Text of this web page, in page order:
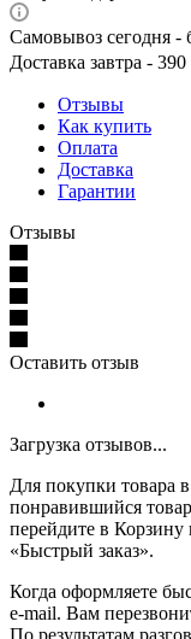
Самовывоз сегодня -
Доставка завтра -
Отзывы
Как купить
Оплата
Доставка
Гарантии
Отзывы
Оставить отзыв
Загрузка отзывов...
Для покупки товара
понравившийся
перейдите в
«Быстрый заказ».
Когда оформляете
e-mail. Вам
По результатам